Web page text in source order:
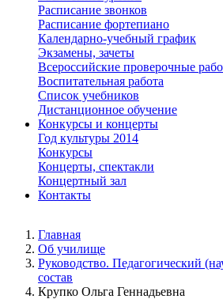
Расписание звонков
Расписание фортепиано
Календарно-учебный график
Экзамены, зачеты
Всероссийские проверочные
Воспитательная работа
Список учебников
Дистанционное обучение
Конкурсы и концерты
Год культуры 2014
Конкурсы
Концерты, спектакли
Концертный зал
Контакты
Главная
Об училище
Руководство. Педагогический
состав
Крупко Ольга Геннадьевна